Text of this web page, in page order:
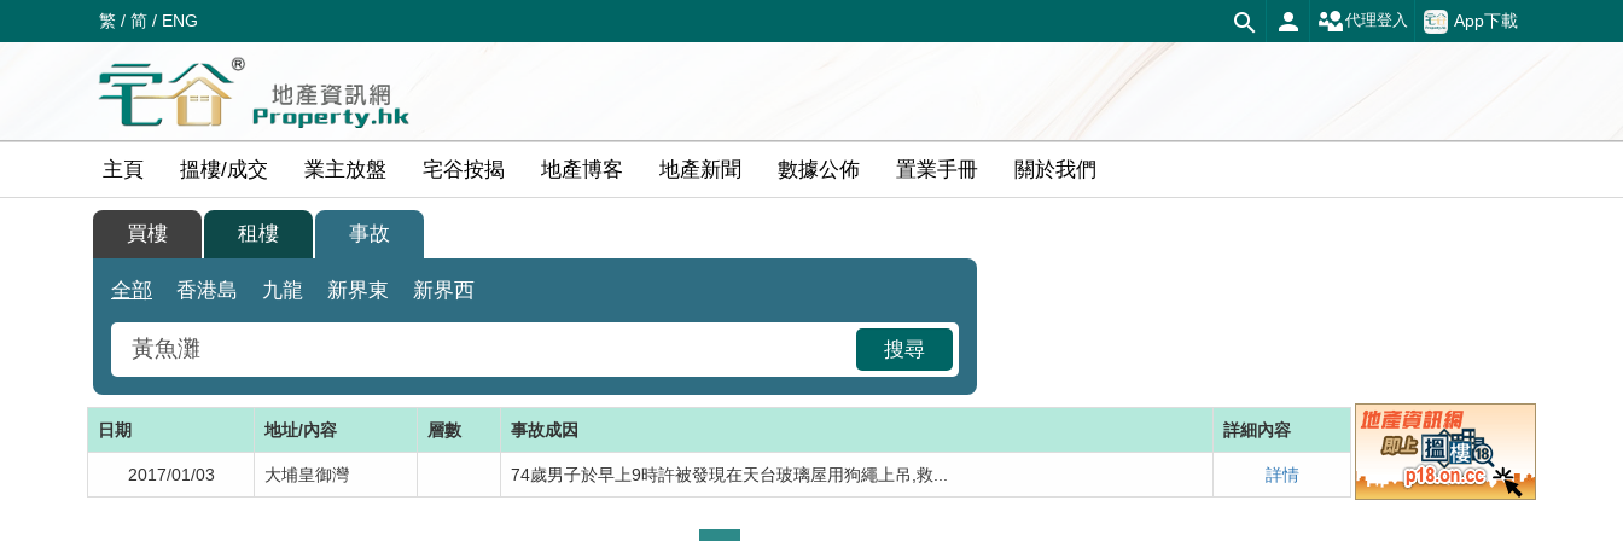
繁 / 简 / ENG App下載
代理登入
主頁 搵樓/成交 業主放盤 宅谷按揭 地產博客 地產新聞 數據公佈 置業手冊 關於我們
買樓 租樓 事故
全部 香港島 九龍 新界東 新界西
搜尋
日期 地址/內容 層數 事故成因 詳細內容
2017/01/03 大埔皇御灣 74歲男子於早上9時許被發現在天台玻璃屋用狗繩上吊,救... 詳情